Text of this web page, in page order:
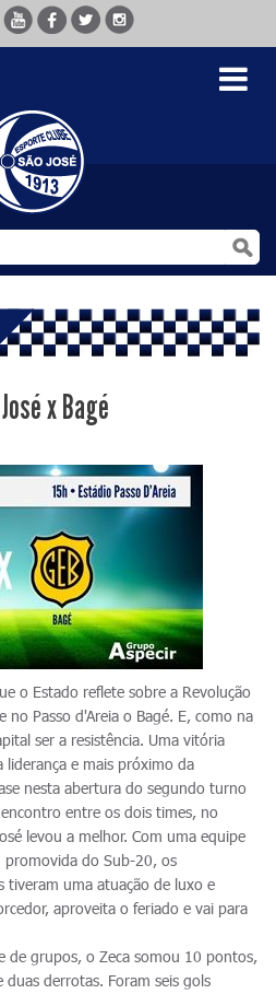
Toggle
José x Bagé
o Estado reflete sobre a Revolução
no Passo d'Areia o Bagé. E, como na
ser a resistência. Uma vitória
liderança e mais próximo da
nesta abertura do segundo turno
entre os dois times, no
levou a melhor. Com uma equipe
promovida do Sub-20, os
tiveram uma atuação de luxo e
aproveita o feriado e vai para
de grupos, o Zeca somou 10 pontos,
derrotas. Foram seis gols